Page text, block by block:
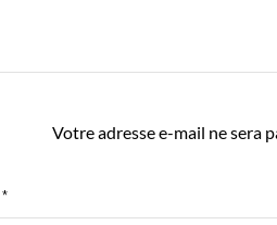
Votre adresse e-mail ne sera
*